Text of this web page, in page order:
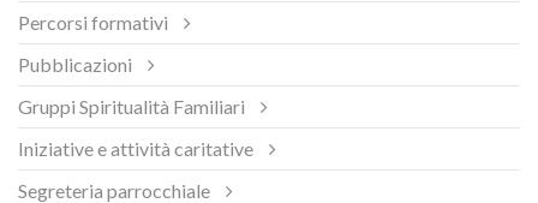
Percorsi formativi
Pubblicazioni
Gruppi Spiritualità Familiari
Iniziative e attività caritative
Segreteria parrocchiale